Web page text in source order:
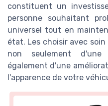
constituent un
personne souhaitant
universel tout en
état. Les choisir avec
non seulement d'une
également d'une
l'apparence de votre